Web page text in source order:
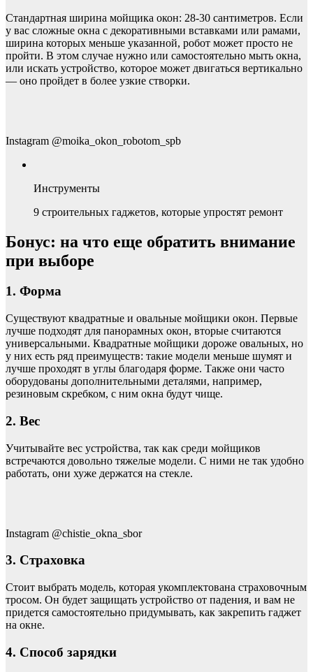
Стандартная ширина мойщика окон: 28-30 сантиметров. Если
у вас сложные окна с декоративными вставками или рамами,
ширина которых меньше указанной, робот может просто не
пройти. В этом случае нужно или самостоятельно мыть окна,
или искать устройство, которое может двигаться вертикально
— оно пройдет в более узкие створки.
Instagram @moika_okon_robotom_spb
Инструменты
9 строительных гаджетов, которые упростят ремонт
Бонус: на что еще обратить внимание
при выборе
1. Форма
Существуют квадратные и овальные мойщики окон. Первые
лучше подходят для панорамных окон, вторые считаются
универсальными. Квадратные мойщики дороже овальных, но
у них есть ряд преимуществ: такие модели меньше шумят и
лучше проходят в углы благодаря форме. Также они часто
оборудованы дополнительными деталями, например,
резиновым скребком, с ним окна будут чище.
2. Вес
Учитывайте вес устройства, так как среди мойщиков
встречаются довольно тяжелые модели. С ними не так удобно
работать, они хуже держатся на стекле.
Instagram @chistie_okna_sbor
3. Страховка
Стоит выбрать модель, которая укомплектована страховочным
тросом. Он будет защищать устройство от падения, и вам не
придется самостоятельно придумывать, как закрепить гаджет
на окне.
4. Способ зарядки